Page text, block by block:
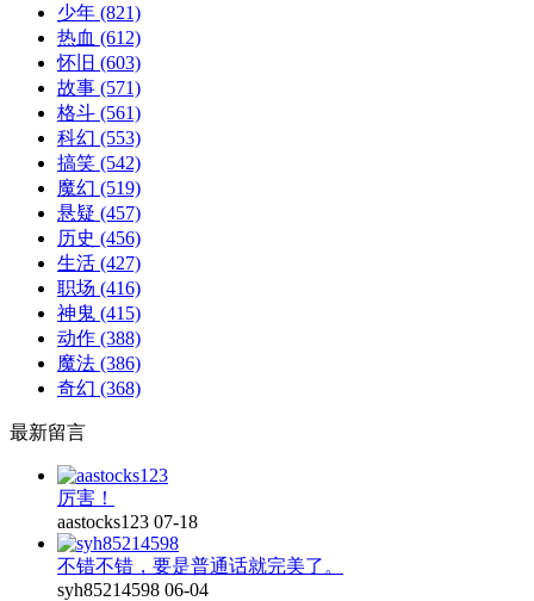
少年 (821)
热血 (612)
怀旧 (603)
故事 (571)
格斗 (561)
科幻 (553)
搞笑 (542)
魔幻 (519)
悬疑 (457)
历史 (456)
生活 (427)
职场 (416)
神鬼 (415)
动作 (388)
魔法 (386)
奇幻 (368)
最新留言
厉害！
aastocks123 07-18
不错不错，要是普通话就完美了。
syh85214598 06-04